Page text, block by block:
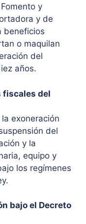
y
y de
beneficios
o maquilan
del
años.
fiscales del
exoneración
del
y la
equipo y
los regímenes
bajo el Decreto